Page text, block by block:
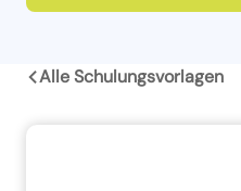
Alle Schulungsvorlagen